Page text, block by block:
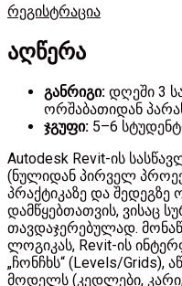
რეგისტრაცია
აღწერა
განრიგი: დღეში 3
ორშაბათიდან
ჯგუფი: 5–6
Autodesk Revit-ის
(ნულიდან პირველ
პრაქტიკაზე და
დამწყებთათვის, ვისაც
თავდაჯერებულად.
ლოგიკას, Revit-ის
„ჩონჩხს“ (Levels/Grids),
მოდელს (კედლები, კარი,